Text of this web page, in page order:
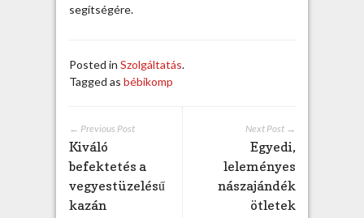
segítségére.
Posted in Szolgáltatás.
Tagged as bébikomp
Next Post →
Egyedi,
leleményes
nászajándék
ötletek
← Previous Post
Kiváló
befektetés a
vegyestüzelésű
kazán